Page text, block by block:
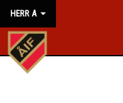
HERR A
HEM